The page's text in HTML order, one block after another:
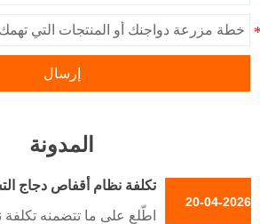
إرسال
المدونة
20-04-2026
تكلفة نظام أقفاص دجاج
—وما الذي لا يشمله؟
اطّلع على ما تتضمنه